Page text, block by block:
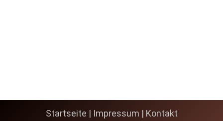
Startseite | Impressum | Kontakt